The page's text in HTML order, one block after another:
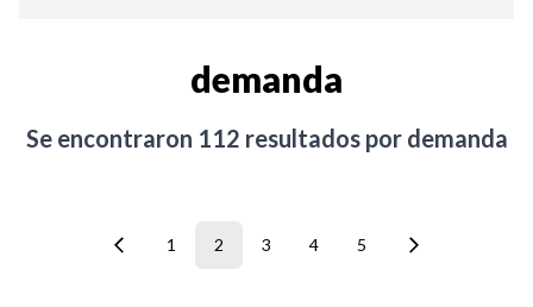
demanda
Se encontraron 112 resultados por demanda
1 2 3 4 5